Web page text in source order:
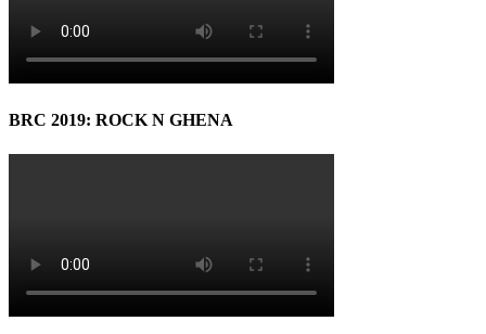
BRC 2019: ROCK N GHENA